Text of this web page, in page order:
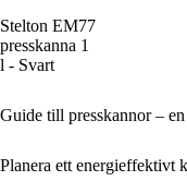
Stelton EM77
presskanna 1
l - Svart
Guide till presskannor –
Planera ett energieffektivt